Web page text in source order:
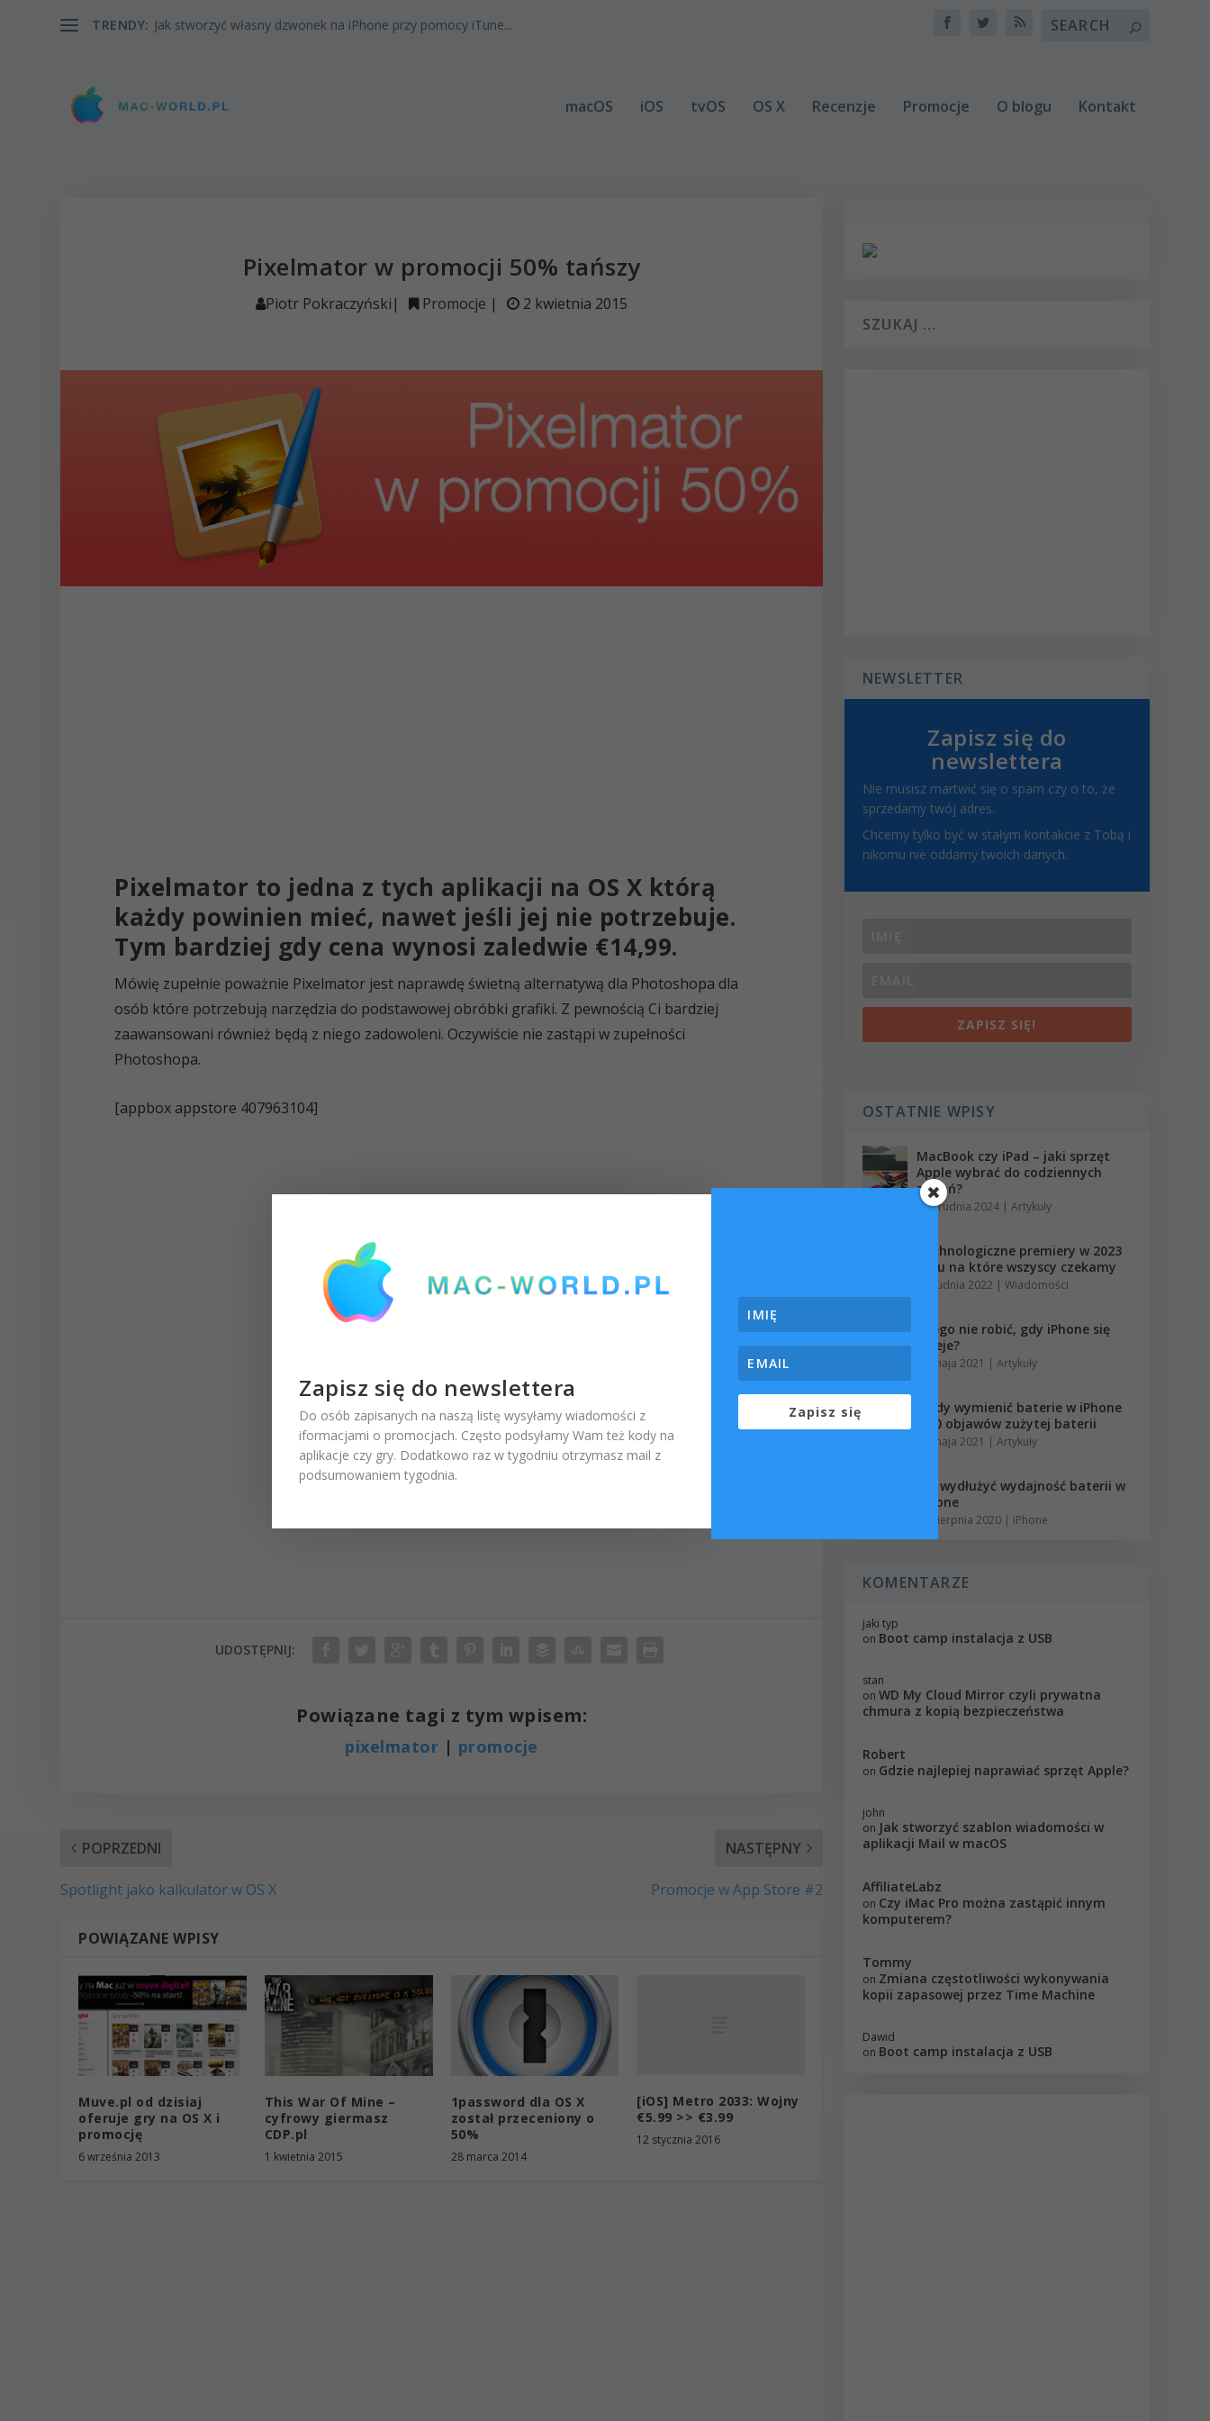
TRENDY: Jak stworzyć własny dzwonek na iPhone przy pomocy iTune...
macOS iOS tvOS OS X Recenzje Promocje O blogu Kontakt
Pixelmator w promocji 50% tańszy
Piotr Pokraczyński | Promocje | 2 kwietnia 2015
Pixelmator to jedna z tych aplikacji na OS X którą
każdy powinien mieć, nawet jeśli jej nie potrzebuje.
Tym bardziej gdy cena wynosi zaledwie €14,99.
Mówię zupełnie poważnie Pixelmator jest naprawdę świetną alternatywą dla Photoshopa dla
osób które potrzebują narzędzia do podstawowej obróbki grafiki. Z pewnością Ci bardziej
zaawansowani również będą z niego zadowoleni. Oczywiście nie zastąpi w zupełności
Photoshopa.
[appbox appstore 407963104]
UDOSTĘPNIJ:
Powiązane tagi z tym wpisem:
pixelmator | promocje
POPRZEDNI
Spotlight jako kalkulator w OS X
NASTĘPNY
Promocje w App Store #2
POWIĄZANE WPISY
Muve.pl od dzisiaj
oferuje gry na OS X i
promocję
6 września 2013
This War Of Mine –
cyfrowy giermasz
CDP.pl
1 kwietnia 2015
1password dla OS X
został przeceniony o
50%
28 marca 2014
[iOS] Metro 2033: Wojny
€5.99 >> €3.99
12 stycznia 2016
NEWSLETTER
Zapisz się do
newslettera
Nie musisz martwić się o spam czy o to, że
sprzedamy twój adres.
Chcemy tylko być w stałym kontakcie z Tobą i
nikomu nie oddamy twoich danych.
ZAPISZ SIĘ!
OSTATNIE WPISY
MacBook czy iPad – jaki sprzęt
Apple wybrać do codziennych
zadań?
18 grudnia 2024 | Artykuły
Technologiczne premiery w 2023
roku na które wszyscy czekamy
7 grudnia 2022 | Wiadomości
Czego nie robić, gdy iPhone się
zaleje?
31 maja 2021 | Artykuły
Kiedy wymienić baterie w iPhone
– 10 objawów zużytej baterii
12 maja 2021 | Artykuły
Jak wydłużyć wydajność baterii w
iPhone
12 sierpnia 2020 | iPhone
KOMENTARZE
jaki typ
on Boot camp instalacja z USB
stan
on WD My Cloud Mirror czyli prywatna
chmura z kopią bezpieczeństwa
Robert
on Gdzie najlepiej naprawiać sprzęt Apple?
john
on Jak stworzyć szablon wiadomości w
aplikacji Mail w macOS
AffiliateLabz
on Czy iMac Pro można zastąpić innym
komputerem?
Tommy
on Zmiana częstotliwości wykonywania
kopii zapasowej przez Time Machine
Dawid
on Boot camp instalacja z USB
Zapisz się do newslettera
Do osób zapisanych na naszą listę wysyłamy wiadomości z
iformacjami o promocjach. Często podsyłamy Wam też kody na
aplikacje czy gry. Dodatkowo raz w tygodniu otrzymasz mail z
podsumowaniem tygodnia.
Zapisz się